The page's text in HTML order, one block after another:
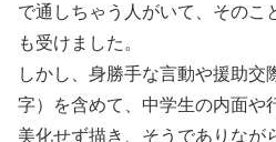
で通しちゃう人がいて、そのこ
も受けました。
しかし、身勝手な言動や援助交
字）を含めて、中学生の内面や
美化せず描き、そうでありなが